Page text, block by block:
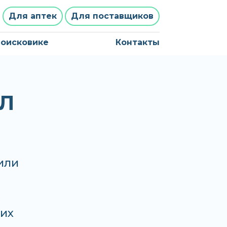
Для аптек Для поставщиков
Контакты